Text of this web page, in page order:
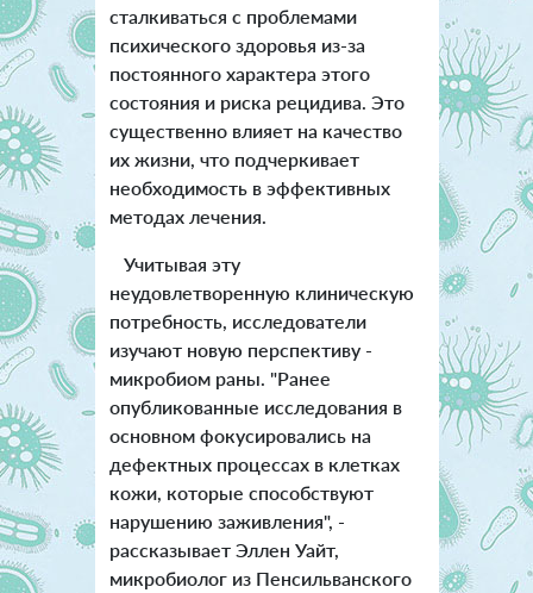
сталкиваться с проблемами
психического здоровья из-за
постоянного характера этого
состояния и риска рецидива. Это
существенно влияет на качество
их жизни, что подчеркивает
необходимость в эффективных
методах лечения.
Учитывая эту
неудовлетворенную клиническую
потребность, исследователи
изучают новую перспективу -
микробиом раны. "Ранее
опубликованные исследования в
основном фокусировались на
дефектных процессах в клетках
кожи, которые способствуют
нарушению заживления", -
рассказывает Эллен Уайт,
микробиолог из Пенсильванского